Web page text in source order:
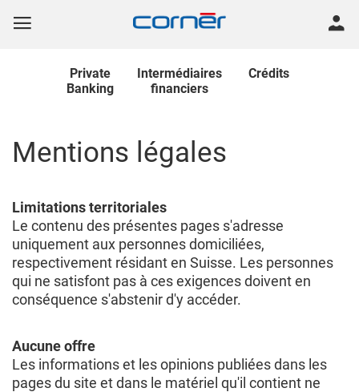
Private
Banking
Intermédiaires
financiers
Crédits
Mentions légales
Limitations territoriales
Le contenu des présentes pages s'adresse
uniquement aux personnes domiciliées,
respectivement résidant en Suisse. Les personnes
qui ne satisfont pas à ces exigences doivent en
conséquence s'abstenir d'y accéder.
Aucune offre
Les informations et les opinions publiées dans les
pages du site et dans le matériel qu'il contient ne